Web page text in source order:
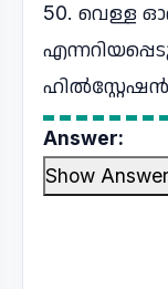
50. വെള്ള
Answer:
Show Answer